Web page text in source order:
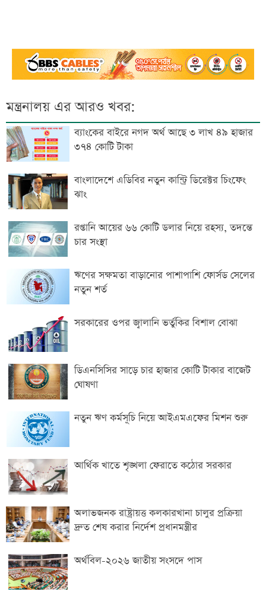
মন্ত্রনালয় এর আরও খবর:
ব্যাংকের বাইরে নগদ অর্থ আছে ৩ লাখ ৪৯ হাজার
৩৭৪ কোটি টাকা
বাংলাদেশে এডিবির নতুন কান্ট্রি ডিরেক্টর চিংফেং
ঝাং
রপ্তানি আয়ের ৬৬ কোটি ডলার নিয়ে রহস্য, তদন্তে
চার সংস্থা
ঋণের সক্ষমতা বাড়ানোর পাশাপাশি ফোর্সড সেলের
নতুন শর্ত
সরকারের ওপর জ্বালানি ভর্তুকির বিশাল বোঝা
ডিএনসিসির সাড়ে চার হাজার কোটি টাকার বাজেট
ঘোষণা
নতুন ঋণ কর্মসূচি নিয়ে আইএমএফের মিশন শুরু
আর্থিক খাতে শৃঙ্খলা ফেরাতে কঠোর সরকার
অলাভজনক রাষ্ট্রায়ত্ত কলকারখানা চালুর প্রক্রিয়া
দ্রুত শেষ করার নির্দেশ প্রধানমন্ত্রীর
অর্থবিল-২০২৬ জাতীয় সংসদে পাস